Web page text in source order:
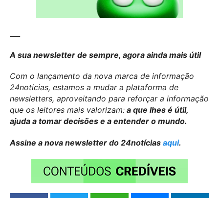
A sua newsletter de sempre, agora ainda mais útil
Com o lançamento da nova marca de informação
24notícias, estamos a mudar a plataforma de
newsletters, aproveitando para reforçar a informação
que os leitores mais valorizam: a que lhes é útil,
ajuda a tomar decisões e a entender o mundo.
Assine a nova newsletter do 24notícias aqui.